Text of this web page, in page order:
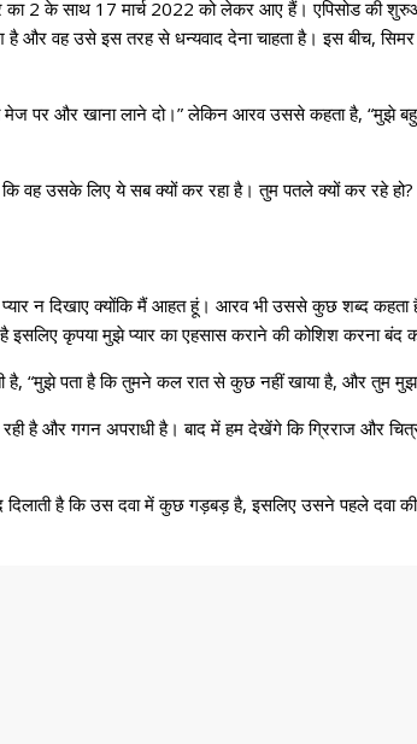
2 के साथ 17 मार्च 2022 को लेकर आए हैं। एपिसोड की
और वह उसे इस तरह से धन्यवाद देना चाहता है। इस बीच,
मेज पर और खाना लाने दो।” लेकिन आरव उससे कहता है,
वह उसके लिए ये सब क्यों कर रहा है। तुम पतले क्यों कर रहे
न दिखाए क्योंकि मैं आहत हूं। आरव भी उससे कुछ शब्द
इसलिए कृपया मुझे प्यार का एहसास कराने की कोशिश करना बंद
है, “मुझे पता है कि तुमने कल रात से कुछ नहीं खाया है, और तुम
है और गगन अपराधी है। बाद में हम देखेंगे कि ग्रिराज और
है कि उस दवा में कुछ गड़बड़ है, इसलिए उसने पहले दवा